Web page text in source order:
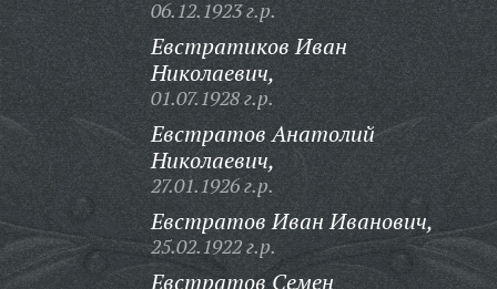
06.12.1923 г.р.
Евстратиков Иван
Николаевич,
01.07.1928 г.р.
Евстратов Анатолий
Николаевич,
27.01.1926 г.р.
Евстратов Иван Иванович,
25.02.1922 г.р.
Евстратов Семен